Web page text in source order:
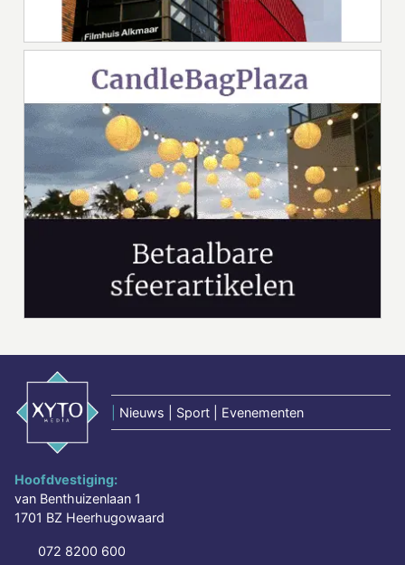
Nieuws | Sport | Evenementen
Hoofdvestiging:
van Benthuizenlaan 1
1701 BZ Heerhugowaard
072 8200 600